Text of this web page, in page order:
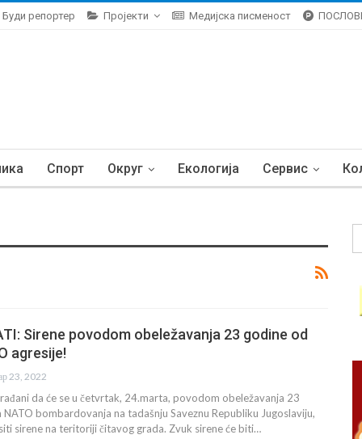
Буди репортер Пројекти Медијска писменост
Спорт Округ Екологија Сервис
Sirene povodom obeležavanja 23 godine od
agresije!
23, 2022
da će se u četvrtak, 24.marta, povodom obeležavanja 23
bombardovanja na tadašnju Saveznu Republiku Jugoslaviju,
sirene na teritoriji čitavog grada. Zvuk sirene će biti…